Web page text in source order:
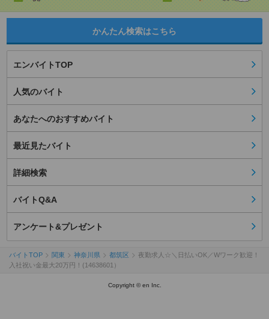
かんたん検索はこちら
エンバイトTOP
人気のバイト
あなたへのおすすめバイト
最近見たバイト
詳細検索
バイトQ&A
アンケート&プレゼント
バイトTOP 関東 神奈川県 都筑区
夜勤求人☆＼日払いOK／Wワーク歓迎！
入社祝い金最大20万円！(14638601）
Copyright © en Inc.